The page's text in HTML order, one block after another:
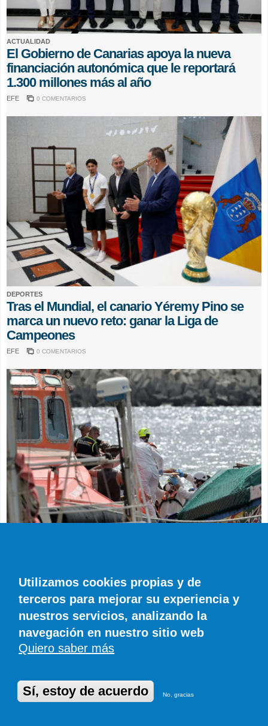
ACTUALIDAD
El Gobierno de Canarias apoya la nueva
financiación autonómica que le reportará
1.300 millones más al año
EFE 0 COMENTARIOS
DEPORTES
Tras el Mundial, el canario Yéremy Pino se
marca un nuevo reto: ganar la Liga de
Campeones
EFE 0 COMENTARIOS
Hierro
EFE 0 COMENTARIOS
© SIROCO INFORMACIÓN SL | Tel. 828 081 655 | Móvil y WhatsApp 606 845
886 |info@diariodefuerteventura.com
Publicidad
Aviso legal| Política de cookies
Desarrollado en Drupal por Suomitech
Utilizamos cookies propias y de
terceros para mejorar su experiencia y
nuestros servicios, analizando la
navegación en nuestro sitio web
Quiero saber más
Sí, estoy de acuerdo No, gracias